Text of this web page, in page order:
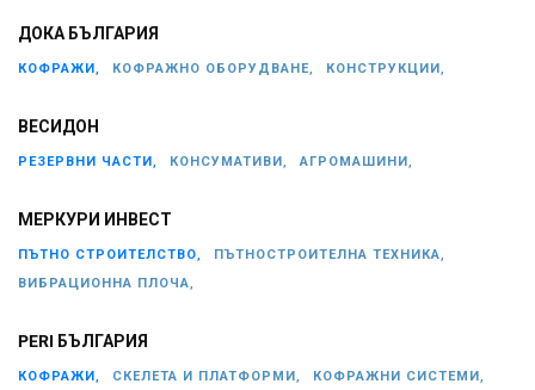
ДОКА БЪЛГАРИЯ
КОФРАЖИ, КОФРАЖНО ОБОРУДВАНЕ, КОНСТРУКЦИИ,
ВЕСИДОН
РЕЗЕРВНИ ЧАСТИ, КОНСУМАТИВИ, АГРОМАШИНИ,
МЕРКУРИ ИНВЕСТ
ПЪТНО СТРОИТЕЛСТВО,
ПЪТНОСТРОИТЕЛНА ТЕХНИКА,
ВИБРАЦИОННА ПЛОЧА,
PERI БЪЛГАРИЯ
КОФРАЖИ, СКЕЛЕТА И ПЛАТФОРМИ, КОФРАЖНИ СИСТЕМИ,